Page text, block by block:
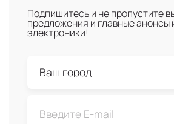
Подпишитесь и не пропустите
предложения и главные анонсы
электроники!